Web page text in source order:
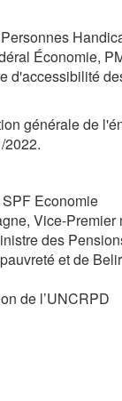
Économie,
d'accessibilité
générale de
2022.
Economie
, Vice-Premier
des
et de
de l’UNCRPD